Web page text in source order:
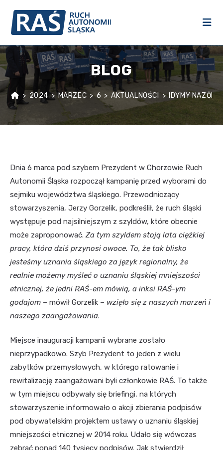
BLOG
> 2024 > MARZEC > 6 > AKTUALNOŚCI > IDYMY NAZŎD,
Dnia 6 marca pod szybem Prezydent w Chorzowie Ruch
Autonomii Śląska rozpoczął kampanię przed wyborami do
sejmiku województwa śląskiego. Przewodniczący
stowarzyszenia, Jerzy Gorzelik, podkreślił, że ruch śląski
występuje pod najsilniejszym z szyldów, które obecnie
może zaproponować. Za tym szyldem stoją lata ciężkiej
pracy, która dziś przynosi owoce. To, że tak blisko
jesteśmy uznania śląskiego za język regionalny, że
realnie możemy myśleć o uznaniu śląskiej mniejszości
etnicznej, że jedni RAŚ-em mówią, a inksi RAŚ-ym
godajom – mówił Gorzelik – wzięło się z naszych marzeń i
naszego zaangażowania.
Miejsce inauguracji kampanii wybrane zostało
nieprzypadkowo. Szyb Prezydent to jeden z wielu
zabytków przemysłowych, w którego ratowanie i
rewitalizację zaangażowani byli członkowie RAŚ. To także
w tym miejscu odbywały się briefingi, na których
stowarzyszenie informowało o akcji zbierania podpisów
pod obywatelskim projektem ustawy o uznaniu śląskiej
mniejszości etnicznej w 2014 roku. Udało się wówczas
zebrać ponad 140 tysięcy podpisów. Jak stwierdził